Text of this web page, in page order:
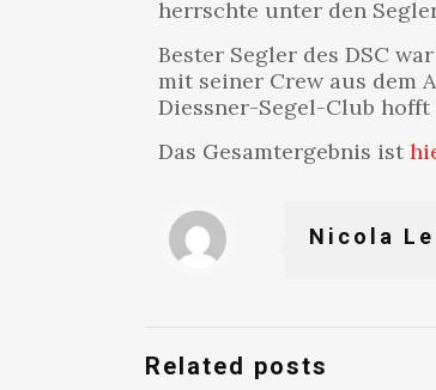
herrschte unter den
Bester Segler des DSC
mit seiner Crew aus dem
Diessner-Segel-Club
Das Gesamtergebnis ist
Nicola
Related posts